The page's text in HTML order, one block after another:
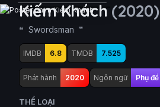
Kiếm Khách (2020)
Swordsman
IMDB 6.8 TMDB 7.525
Phát hành 2020 Ngôn ngữ Phụ đề
THỂ LOẠI